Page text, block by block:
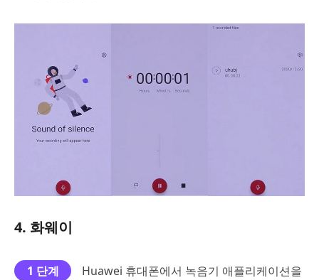
4. 화웨이
1 단계
Huawei 휴대폰에서 녹음기 애플리케이션을